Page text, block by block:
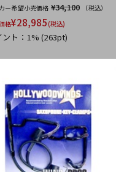
ー希望小売価格 ¥34,100
（税込）
格¥28,985(税込)
ント：1%(263pt)